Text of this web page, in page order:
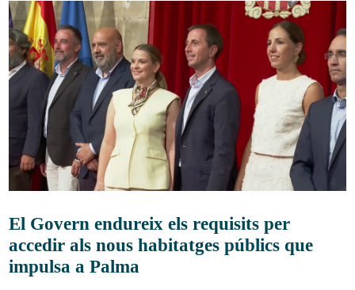
El Govern endureix els requisits per
accedir als nous habitatges públics que
impulsa a Palma